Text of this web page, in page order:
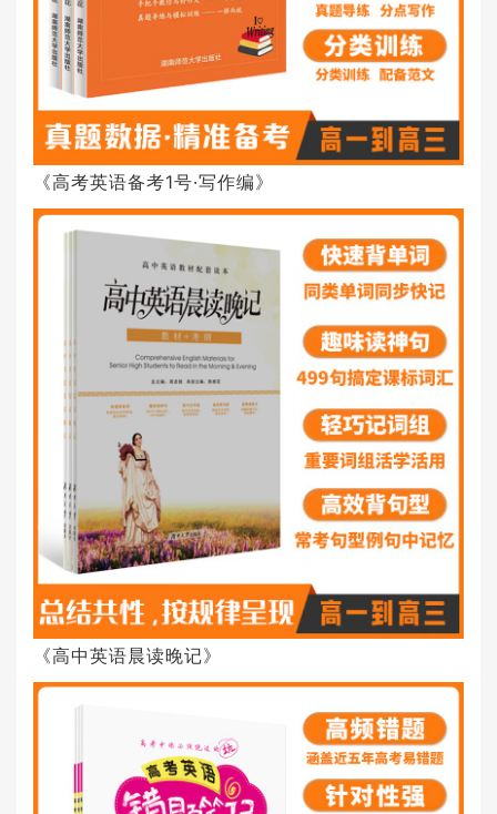
《高考英语备考1号·写作编》
《高中英语晨读晚记》